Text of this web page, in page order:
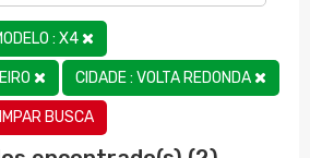
: X4
CIDADE : VOLTA REDONDA
BUSCA